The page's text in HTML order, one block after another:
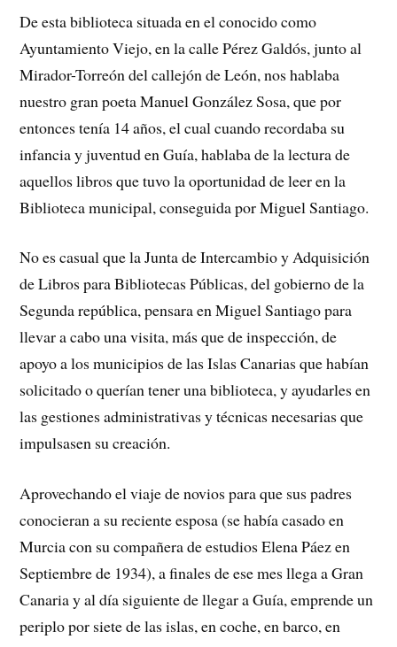
De esta biblioteca situada en el conocido como
Ayuntamiento Viejo, en la calle Pérez Galdós, junto al
Mirador-Torreón del callejón de León, nos hablaba
nuestro gran poeta Manuel González Sosa, que por
entonces tenía 14 años, el cual cuando recordaba su
infancia y juventud en Guía, hablaba de la lectura de
aquellos libros que tuvo la oportunidad de leer en la
Biblioteca municipal, conseguida por Miguel Santiago.
No es casual que la Junta de Intercambio y Adquisición
de Libros para Bibliotecas Públicas, del gobierno de la
Segunda república, pensara en Miguel Santiago para
llevar a cabo una visita, más que de inspección, de
apoyo a los municipios de las Islas Canarias que habían
solicitado o querían tener una biblioteca, y ayudarles en
las gestiones administrativas y técnicas necesarias que
impulsasen su creación.
Aprovechando el viaje de novios para que sus padres
conocieran a su reciente esposa (se había casado en
Murcia con su compañera de estudios Elena Páez en
Septiembre de 1934), a finales de ese mes llega a Gran
Canaria y al día siguiente de llegar a Guía, emprende un
periplo por siete de las islas, en coche, en barco, en